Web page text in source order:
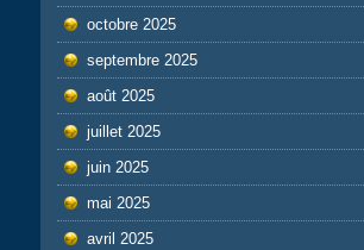
octobre 2025
septembre 2025
août 2025
juillet 2025
juin 2025
mai 2025
avril 2025